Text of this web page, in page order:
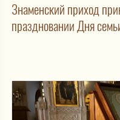
Знаменский приход
праздновании Дня